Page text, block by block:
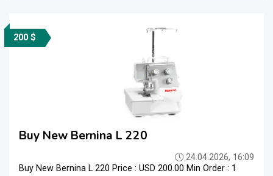
200 $
Buy New Bernina L 220
24.04.2026, 16:09
Buy New Bernina L 220 Price : USD 200.00 Min Order : 1